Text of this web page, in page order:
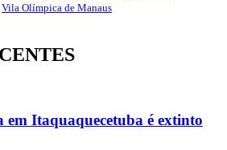
Vila Olímpica de Manaus
em Itaquaquecetuba é extinto